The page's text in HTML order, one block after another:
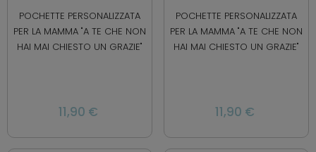
POCHETTE PERSONALIZZATA
PER LA MAMMA "A TE CHE NON
HAI MAI CHIESTO UN GRAZIE"
11,90 €
POCHETTE PERSONALIZZATA
PER LA MAMMA "A TE CHE NON
HAI MAI CHIESTO UN GRAZIE"
11,90 €